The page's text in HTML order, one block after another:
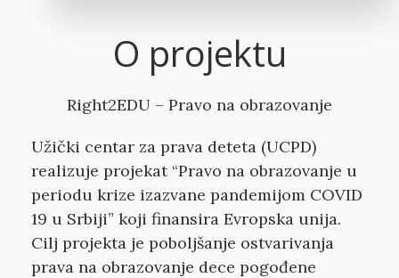
O projektu
Right2EDU – Pravo na obrazovanje
Užički centar za prava deteta (UCPD)
realizuje projekat “Pravo na obrazovanje u
periodu krize izazvane pandemijom COVID
19 u Srbiji” koji finansira Evropska unija.
Cilj projekta je poboljšanje ostvarivanja
prava na obrazovanje dece pogođene